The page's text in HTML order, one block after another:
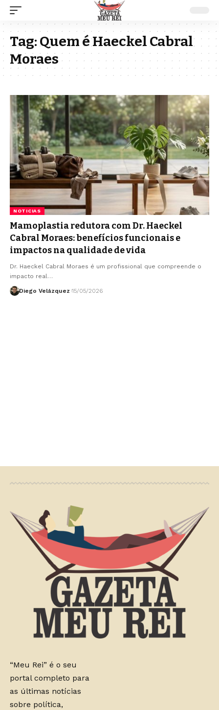
Tag:Quem é Haeckel Cabral
Moraes
NOTICIAS
Mamoplastia redutora com Dr. Haeckel
Cabral Moraes: benefícios funcionais e
impactos na qualidade de vida
Dr. Haeckel Cabral Moraes é um profissional que compreende o
impacto real…
Diego Velázquez 15/05/2026
“Meu Rei” é o seu
portal completo para
as últimas notícias
sobre política,